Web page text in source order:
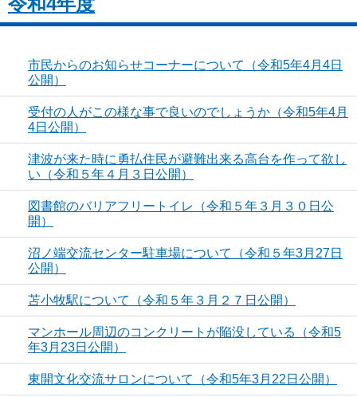
市民からのお知らせコーナーについて（令和5年4月4日
公開）
受付の人がこの様な事で良いのでしょうか（令和5年4月
4日公開）
津波が来た時に勇払住民が避難出来る高台を作って欲し
い（令和５年４月３日公開）
図書館のバリアフリートイレ（令和５年３月３０日公
開）
沼ノ端交流センター駐車場について（令和５年3月27日
公開）
苫小牧駅について（令和５年３月２７日公開）
マンホール周辺のコンクリートが陥没している（令和5
年3月23日公開）
東開文化交流サロンについて（令和5年3月22日公開）